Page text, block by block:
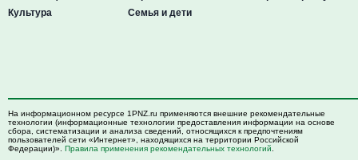
Культура
Семья и дети
На информационном ресурсе 1PNZ.ru применяются внешние рекомендательные
технологии (информационные технологии предоставления информации на основе
сбора, систематизации и анализа сведений, относящихся к предпочтениям
пользователей сети «Интернет», находящихся на территории Российской
Федерации)». Правила применения рекомендательных технологий